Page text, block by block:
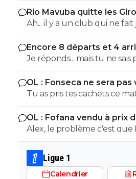
penses que c'est bien
vérifié.
Rio Mavuba quitte les
Bordeaux
Ah... il y a un club qui ne fait
d'erreur ? Lequel ? ^^
Encore 8 départs et 4
valser à l'OL
Je réponds... mais tu ne sais
moindre question. ^^
OL : Fonseca ne sera pas
pas l'argent pour le faire
Tu as pris tes cachets ce matin ?
phrase.
OL : Fofana vendu à prix
remercie le Real
Alex, le problème c'est que
d'une saison blanche donc
mais ta requête me semble
son cas précis....
Ligue 1
Calendrier